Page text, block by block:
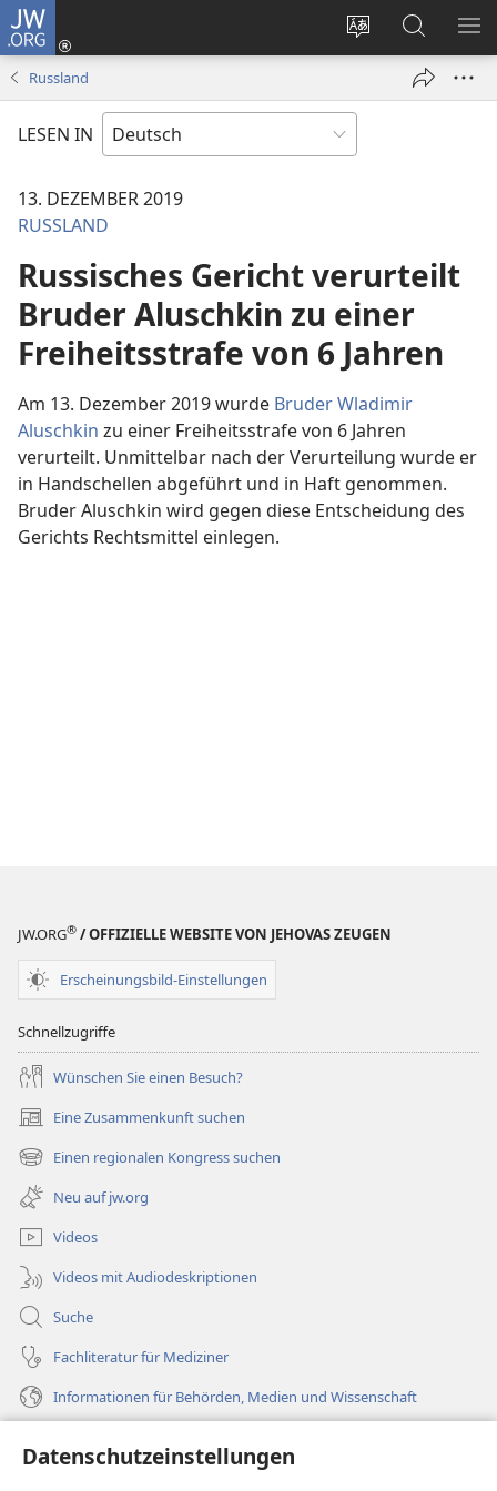
Datenschutzeinstellungen
JW.ORG
Websitesprache
ändern
Anmelden
(öffnet
Suche
Russland
LESEN IN
13. DEZEMBER 2019
RUSSLAND
Russisches Gericht verurteilt
Bruder Aluschkin zu einer
Freiheitsstrafe von 6 Jahren
Am 13. Dezember 2019 wurde Bruder Wladimir
Aluschkin zu einer Freiheitsstrafe von 6 Jahren
verurteilt. Unmittelbar nach der Verurteilung wurde er
in Handschellen abgeführt und in Haft genommen.
Bruder Aluschkin wird gegen diese Entscheidung des
Gerichts Rechtsmittel einlegen.
JW.ORG® / OFFIZIELLE WEBSITE VON JEHOVAS ZEUGEN
Erscheinungsbild-Einstellungen
Schnellzugriffe
Wünschen Sie einen Besuch?
Eine Zusammenkunft suchen
(öffnet
neues
Fenster)
Einen regionalen Kongress suchen
(öffnet
neues
Fenster)
Neu auf jw.org
Videos
Videos mit Audiodeskriptionen
Suche
Fachliteratur für Mediziner
Informationen für Behörden, Medien und Wissenschaft